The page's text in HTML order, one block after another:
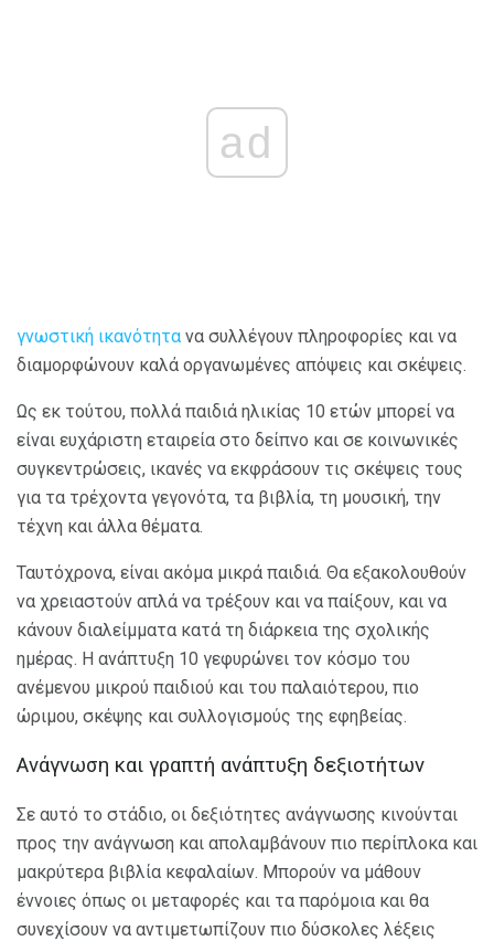
ad
γνωστική ικανότητα να συλλέγουν πληροφορίες και να
διαμορφώνουν καλά οργανωμένες απόψεις και σκέψεις.
Ως εκ τούτου, πολλά παιδιά ηλικίας 10 ετών μπορεί να
είναι ευχάριστη εταιρεία στο δείπνο και σε κοινωνικές
συγκεντρώσεις, ικανές να εκφράσουν τις σκέψεις τους
για τα τρέχοντα γεγονότα, τα βιβλία, τη μουσική, την
τέχνη και άλλα θέματα.
Ταυτόχρονα, είναι ακόμα μικρά παιδιά. Θα εξακολουθούν
να χρειαστούν απλά να τρέξουν και να παίξουν, και να
κάνουν διαλείμματα κατά τη διάρκεια της σχολικής
ημέρας. Η ανάπτυξη 10 γεφυρώνει τον κόσμο του
ανέμενου μικρού παιδιού και του παλαιότερου, πιο
ώριμου, σκέψης και συλλογισμούς της εφηβείας.
Ανάγνωση και γραπτή ανάπτυξη δεξιοτήτων
Σε αυτό το στάδιο, οι δεξιότητες ανάγνωσης κινούνται
προς την ανάγνωση και απολαμβάνουν πιο περίπλοκα και
μακρύτερα βιβλία κεφαλαίων. Μπορούν να μάθουν
έννοιες όπως οι μεταφορές και τα παρόμοια και θα
συνεχίσουν να αντιμετωπίζουν πιο δύσκολες λέξεις